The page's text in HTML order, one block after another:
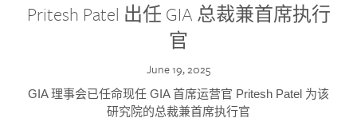
Pritesh Patel 出任 GIA 总裁兼首席执行
官
June 19, 2025
GIA 理事会已任命现任 GIA 首席运营官 Pritesh Patel 为该
研究院的总裁兼首席执行官